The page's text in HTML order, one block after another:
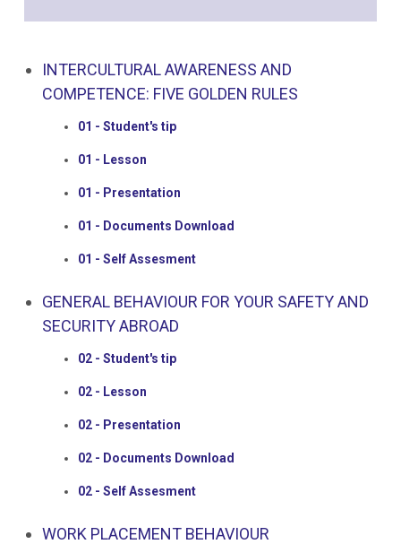
INTERCULTURAL AWARENESS AND
COMPETENCE: FIVE GOLDEN RULES
01 - Student's tip
01 - Lesson
01 - Presentation
01 - Documents Download
01 - Self Assesment
GENERAL BEHAVIOUR FOR YOUR SAFETY AND
SECURITY ABROAD
02 - Student's tip
02 - Lesson
02 - Presentation
02 - Documents Download
02 - Self Assesment
WORK PLACEMENT BEHAVIOUR